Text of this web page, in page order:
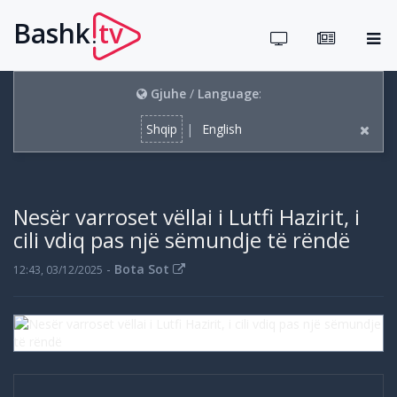
Bashk.tv
Gjuhe/ Language:
Shqip | English
Nesër varroset vëllai i Lutfi Hazirit, i
cili vdiq pas një sëmundje të rëndë
12:43, 03/12/2025 - Bota Sot